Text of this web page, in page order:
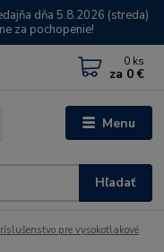
dňa 5.8.2026 (streda)
za pochopenie!
Menu
Hľadať
0 ks
za 0 €
pre vysokotlakové